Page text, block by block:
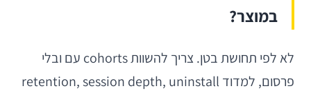
במוצר?
לא לפי תחושת בטן. צריך להשוות cohorts עם ובלי
פרסום, למדוד retention, session depth, uninstall